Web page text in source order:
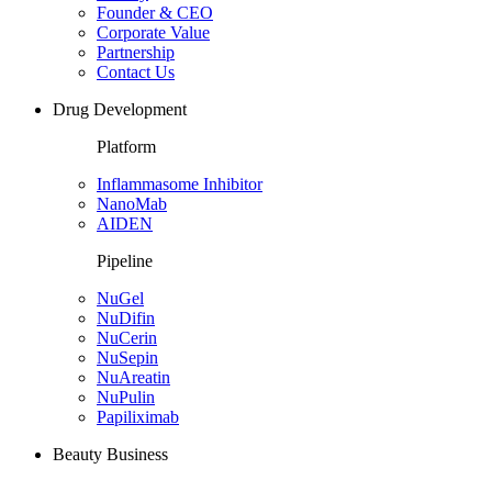
Founder & CEO
Corporate Value
Partnership
Contact Us
Drug Development
Platform
Inflammasome Inhibitor
NanoMab
AIDEN
Pipeline
NuGel
NuDifin
NuCerin
NuSepin
NuAreatin
NuPulin
Papiliximab
Beauty Business